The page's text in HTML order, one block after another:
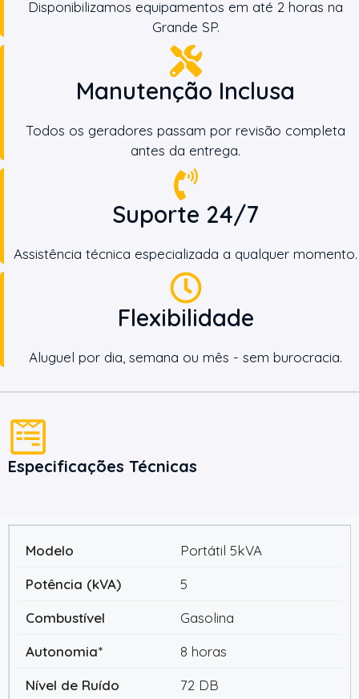
Disponibilizamos equipamentos em até 2 horas na
Grande SP.
Manutenção Inclusa
Todos os geradores passam por revisão completa
antes da entrega.
Suporte 24/7
Assistência técnica especializada a qualquer momento.
Flexibilidade
Aluguel por dia, semana ou mês - sem burocracia.
Especificações Técnicas
Portátil 5kVA
5
Gasolina
8 horas
72 DB